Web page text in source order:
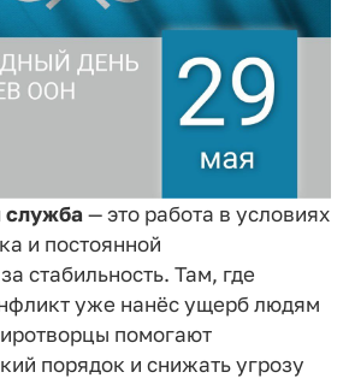
служба — это работа в условиях
и постоянной
стабильность. Там, где
уже нанёс ущерб людям
помогают
порядок и снижать угрозу